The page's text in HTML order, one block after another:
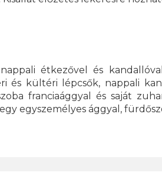
étkezővel és
és kültéri lépcsők, nappali
franciaággyal és saját
egyszemélyes ággyal,